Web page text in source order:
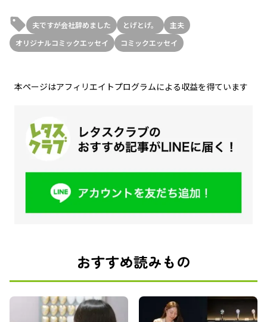
夫ですが会社辞めました とげとげ。
主夫
オリジナルコミックエッセイ
コミックエッセイ
本ページはアフィリエイトプログラムによる収益を得ています
おすすめ読みもの